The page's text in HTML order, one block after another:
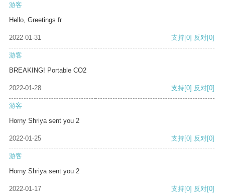
游客
Hello, Greetings fr
2022-01-31 支持[0] 反对[0]
游客
BREAKING! Portable CO2
2022-01-28 支持[0] 反对[0]
游客
Horny Shriya sent you 2
2022-01-25 支持[0] 反对[0]
游客
Horny Shriya sent you 2
2022-01-17 支持[0] 反对[0]